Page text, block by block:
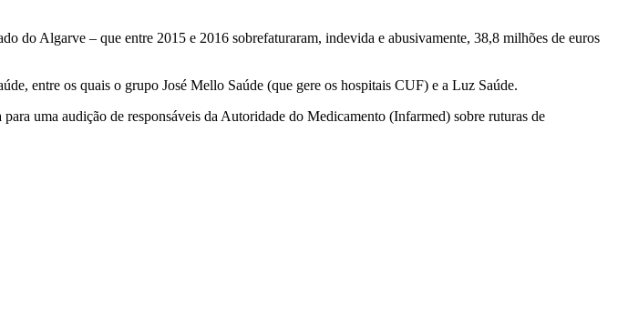
do Algarve – que entre 2015 e 2016 sobrefaturaram, indevida e abusivamente, 38,8 milhões de euros
entre os quais o grupo José Mello Saúde (que gere os hospitais CUF) e a Luz Saúde.
uma audição de responsáveis da Autoridade do Medicamento (Infarmed) sobre ruturas de